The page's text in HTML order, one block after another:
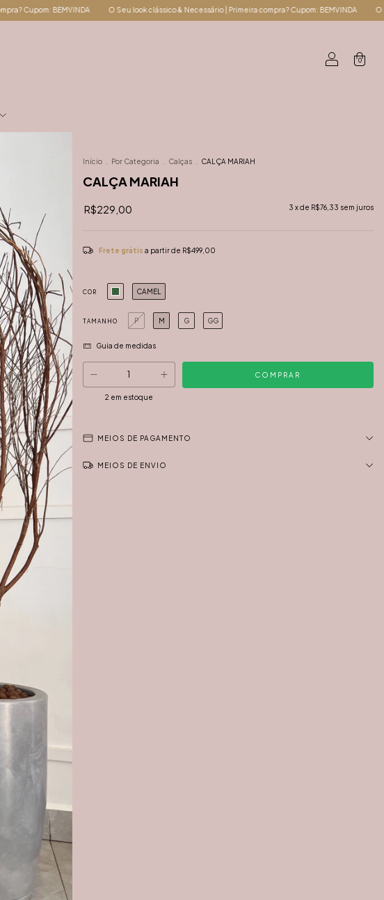
O Seu look clássico & Necessário | Primeira compra? Cupom: BEMVINDA O Seu look clássico &
0
Início Por Categoria Calças CALÇA MARIAH
CALÇA MARIAH
R$229,00 3 x de R$76,33 sem juros
Frete grátis a partir de R$499,00
COR CAMEL
TAMANHO P M G GG
Guia de medidas
2 em estoque
MEIOS DE PAGAMENTO
MEIOS DE ENVIO